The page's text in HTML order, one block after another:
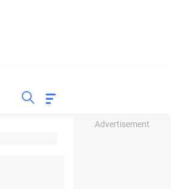
Advertisement
LIRIK